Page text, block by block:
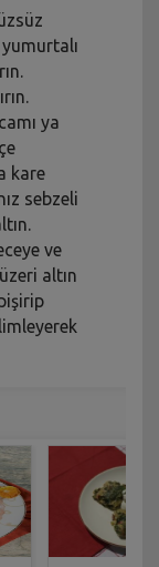
yumurtalı
ya
kare
sebzeli
ve
altın